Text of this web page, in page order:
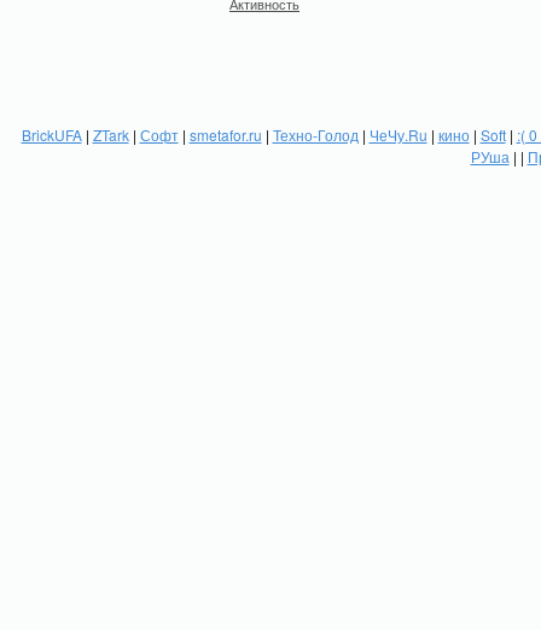
BrickUFA| ZTark| Софт| smetafor.ru | Техно-Голод | ЧеЧу.Ru | кино| Soft| :(
РУша | |